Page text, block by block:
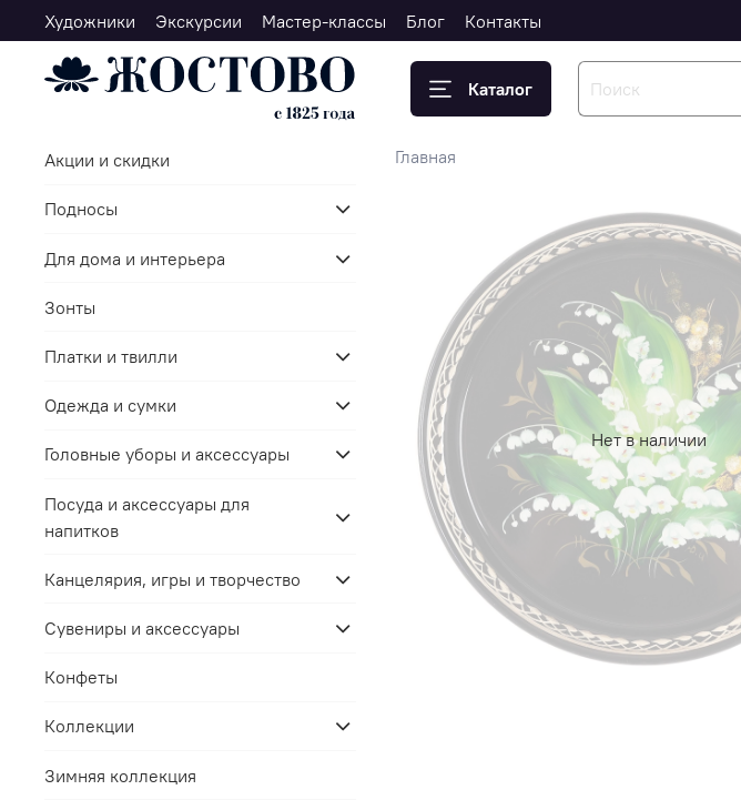
Художники Экскурсии Мастер-классы Блог Контакты
Каталог
Главная
Нет в наличии
Акции и скидки
Подносы
Для дома и интерьера
Зонты
Платки и твилли
Одежда и сумки
Головные уборы и аксессуары
Посуда и аксессуары для
напитков
Канцелярия, игры и творчество
Сувениры и аксессуары
Конфеты
Коллекции
Зимняя коллекция